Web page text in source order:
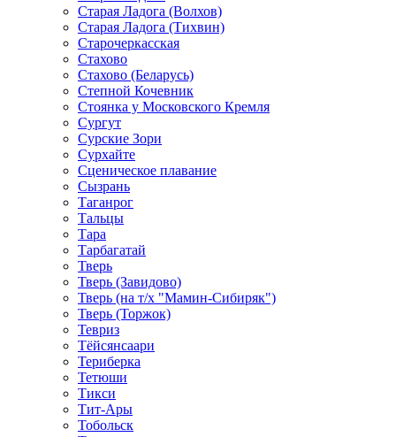
Старая Ладога (Волхов)
Старая Ладога (Тихвин)
Старочеркасская
Стахово
Стахово (Беларусь)
Степной Кочевник
Стоянка у Московского Кремля
Сургут
Сурские Зори
Сурхайте
Сценическое плавание
Сызрань
Таганрог
Тальцы
Тара
Тарбагатай
Тверь
Тверь (Завидово)
Тверь (на т/х "Мамин-Сибиряк")
Тверь (Торжок)
Тевриз
Тёйсянсаари
Териберка
Тетюши
Тикси
Тит-Ары
Тобольск